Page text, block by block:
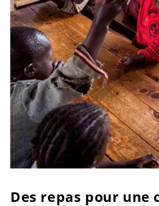
média
1
Des repas pour une